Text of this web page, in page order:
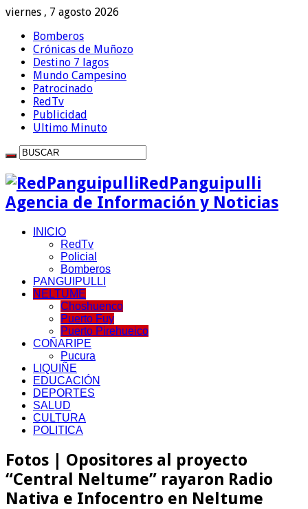
viernes , 7 agosto 2026
Bomberos
Crónicas de Muñozo
Destino 7 lagos
Mundo Campesino
Patrocinado
RedTv
Publicidad
Ultimo Minuto
RedPanguipulli
Agencia de Información y Noticias
INICIO
RedTv
Policial
Bomberos
PANGUIPULLI
NELTUME
Choshuenco
Puerto Fuy
Puerto Pirehueico
COÑARIPE
Pucura
LIQUIÑE
EDUCACIÓN
DEPORTES
SALUD
CULTURA
POLITICA
Fotos | Opositores al proyecto
“Central Neltume” rayaron Radio
Nativa e Infocentro en Neltume